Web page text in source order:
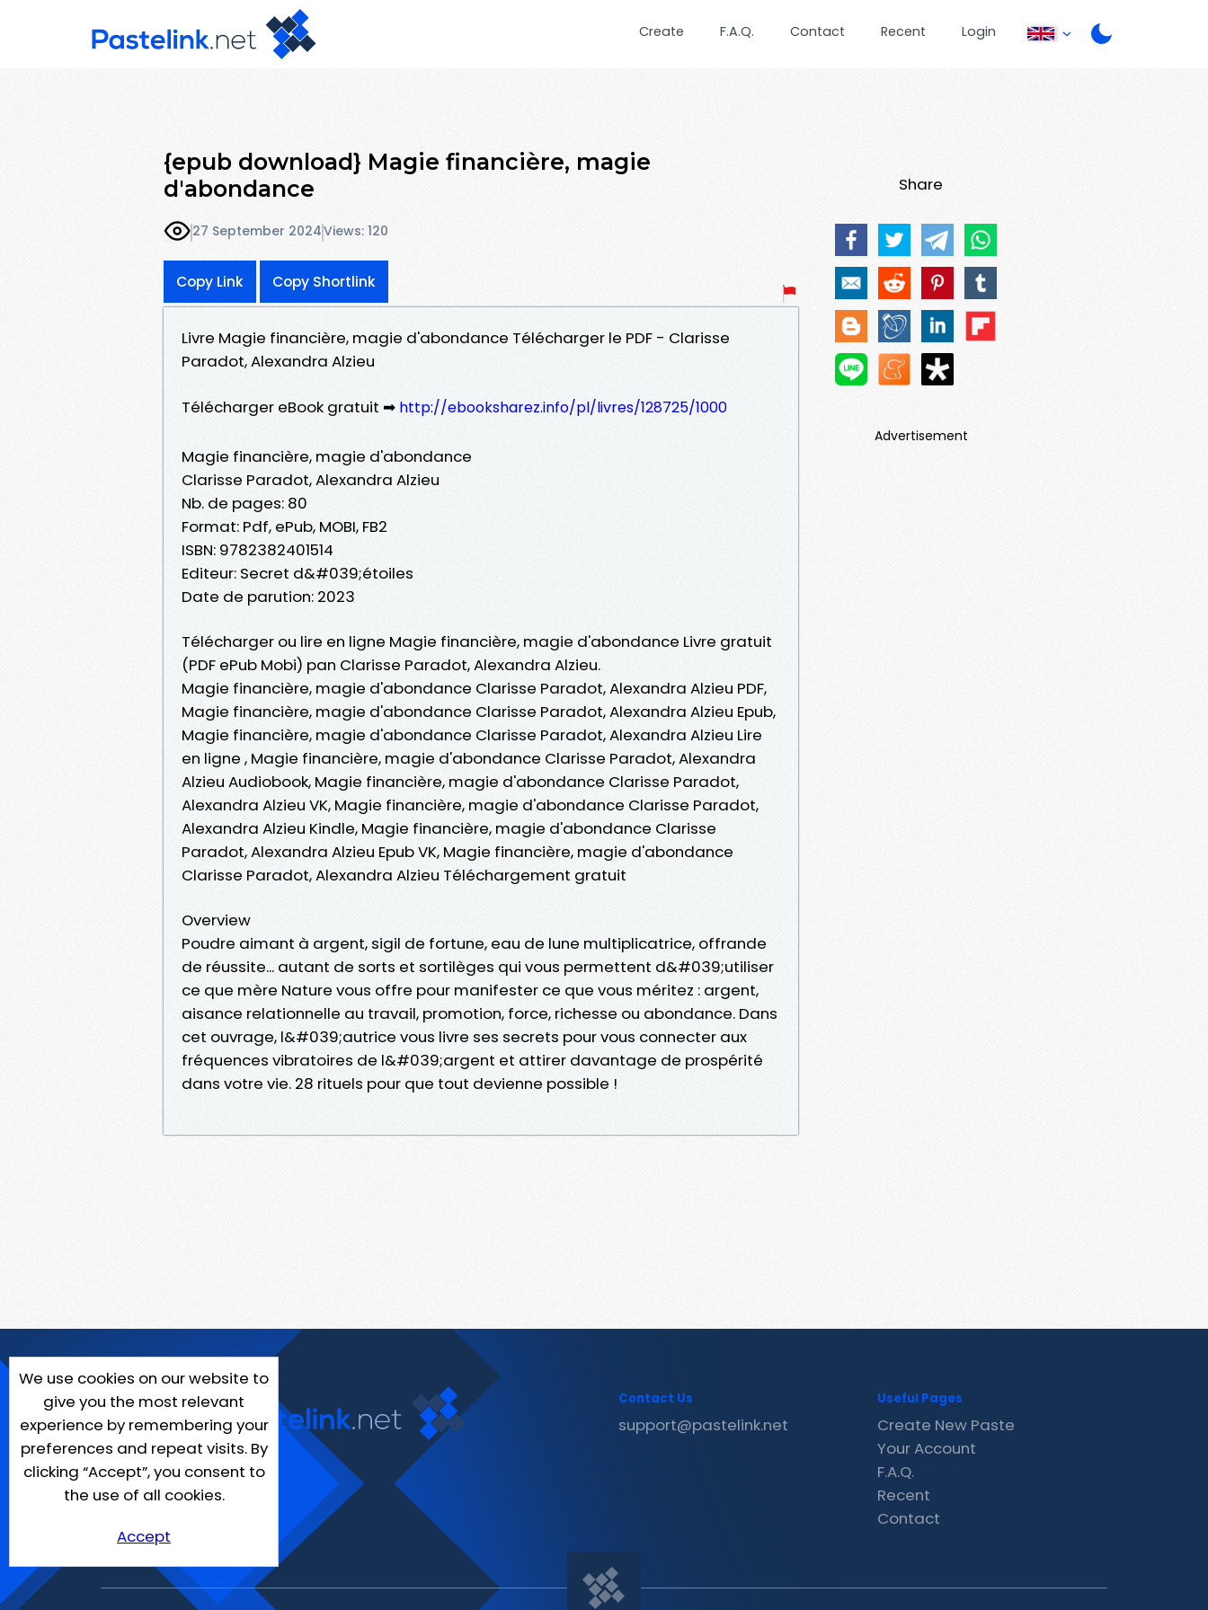
Create F.A.Q. Contact Recent Login
{epub download} Magie financière, magie
d'abondance
27 September 2024Views: 120
Copy Link Copy Shortlink
Livre Magie financière, magie d'abondance Télécharger le PDF - Clarisse
Paradot, Alexandra Alzieu
Télécharger eBook gratuit ➡ http://ebooksharez.info/pl/livres/128725/1000
Magie financière, magie d'abondance
Clarisse Paradot, Alexandra Alzieu
Nb. de pages: 80
Format: Pdf, ePub, MOBI, FB2
ISBN: 9782382401514
Editeur: Secret d&#039;étoiles
Date de parution: 2023
Télécharger ou lire en ligne Magie financière, magie d'abondance Livre gratuit
(PDF ePub Mobi) pan Clarisse Paradot, Alexandra Alzieu.
Magie financière, magie d'abondance Clarisse Paradot, Alexandra Alzieu PDF,
Magie financière, magie d'abondance Clarisse Paradot, Alexandra Alzieu Epub,
Magie financière, magie d'abondance Clarisse Paradot, Alexandra Alzieu Lire
en ligne , Magie financière, magie d'abondance Clarisse Paradot, Alexandra
Alzieu Audiobook, Magie financière, magie d'abondance Clarisse Paradot,
Alexandra Alzieu VK, Magie financière, magie d'abondance Clarisse Paradot,
Alexandra Alzieu Kindle, Magie financière, magie d'abondance Clarisse
Paradot, Alexandra Alzieu Epub VK, Magie financière, magie d'abondance
Clarisse Paradot, Alexandra Alzieu Téléchargement gratuit
Overview
Poudre aimant à argent, sigil de fortune, eau de lune multiplicatrice, offrande
de réussite... autant de sorts et sortilèges qui vous permettent d&#039;utiliser
ce que mère Nature vous offre pour manifester ce que vous méritez : argent,
aisance relationnelle au travail, promotion, force, richesse ou abondance. Dans
cet ouvrage, l&#039;autrice vous livre ses secrets pour vous connecter aux
fréquences vibratoires de l&#039;argent et attirer davantage de prospérité
dans votre vie. 28 rituels pour que tout devienne possible !
Share
Advertisement
We use cookies on our website to
give you the most relevant
experience by remembering your
preferences and repeat visits. By
clicking “Accept”, you consent to
the use of all cookies.
Accept
Contact Us
support@pastelink.net
Useful Pages
Create New Paste
Your Account
F.A.Q.
Recent
Contact